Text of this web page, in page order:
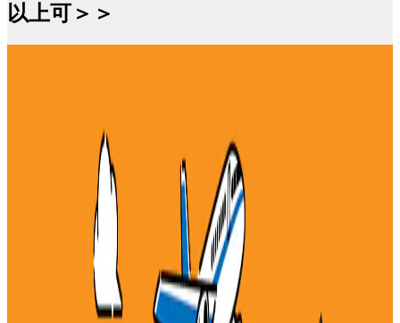
以上可＞＞